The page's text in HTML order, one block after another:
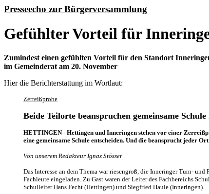
Presseecho zur Bürgerversammlung
Gefühlter Vorteil für
Zumindest einen gefühlten Vorteil für den Standort
im Gemeinderat am 20. November
Hier die Berichterstattung im Wortlaut:
Zerreißprobe
Beide Teilorte beanspruchen gemeinsame
HETTINGEN - Hettingen und Inneringen stehen vor einer
eine gemeinsame Schule entscheiden. Und die beansprucht jeder
Von unserem Redakteur Ignaz Stösser
Das Interesse an dem Thema war riesengroß, die Inneringer Turn-
Fachleute eingeladen. Zu Gast waren der Leiter des Fachbereichs
Schulleiter Hans Fecht (Hettingen) und Siegfried Haule (Inneringen).